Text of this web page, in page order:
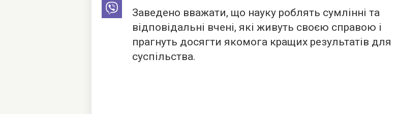
Заведено вважати, що науку роблять сумлінні та
відповідальні вчені, які живуть своєю справою і
прагнуть досягти якомога кращих результатів для
суспільства.